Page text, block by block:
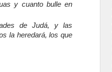
y cuanto bulle en
de Judá, y las
la heredará, los que